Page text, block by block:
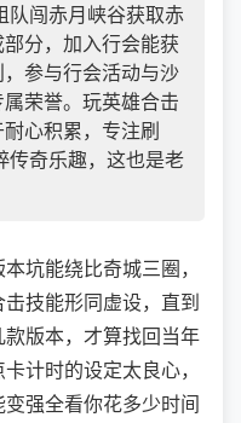
队闯赤月峡谷获取赤
分，加入行会能获
参与行会活动与沙
荣誉。玩英雄合击
心积累，专注刷
传奇乐趣，这也是老
坑能绕比奇城三圈，
技能形同虚设，直到
版本，才算找回当年
计时的设定太良心，
强全看你花多少时间